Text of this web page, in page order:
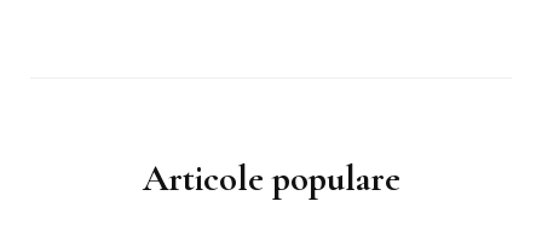
Articole populare